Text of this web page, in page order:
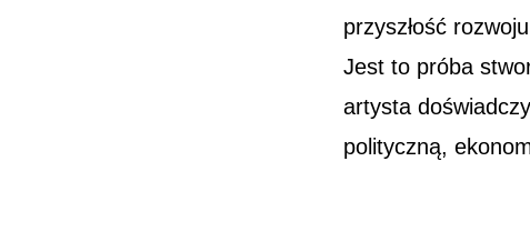
przyszłość
Jest to próba
artysta
polityczną,